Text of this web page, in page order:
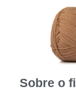
Sobre o